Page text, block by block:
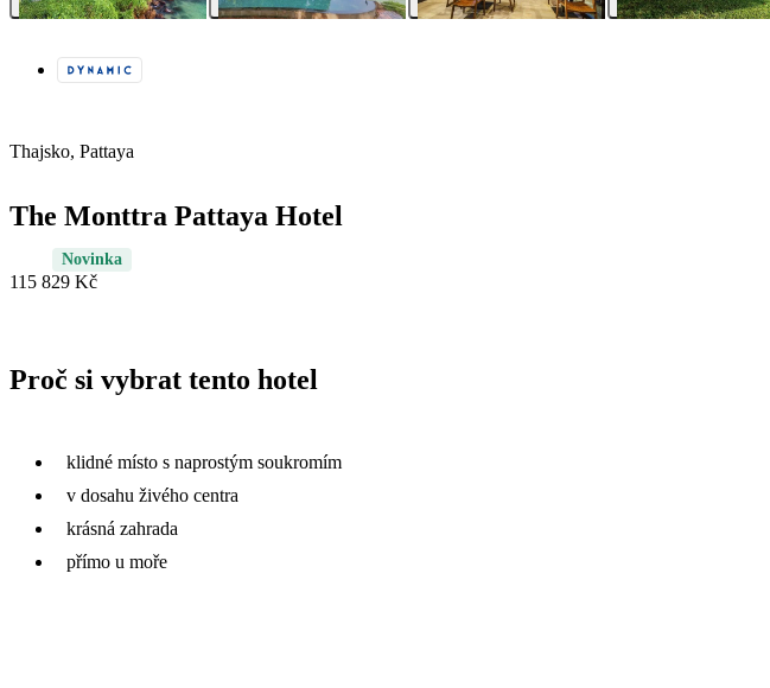
Thajsko, Pattaya
The Monttra Pattaya Hotel
Novinka
115 829 Kč
Proč si vybrat tento hotel
klidné místo s naprostým soukromím
v dosahu živého centra
krásná zahrada
přímo u moře